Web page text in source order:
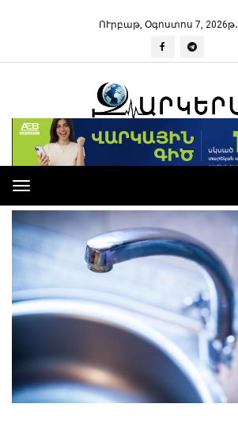
ՈՒրբաթ, Օգոստոս 7, 2026թ․
Toggle
navigation